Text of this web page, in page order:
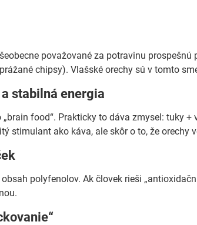
považované za potravinu
chipsy). Vlašské orechy sú v tomto
stabilná energia
food“. Prakticky to dáva zmysel: tuky
stimulant ako káva, ale skôr o to, že orechy
polyfenolov. Ak človek rieši